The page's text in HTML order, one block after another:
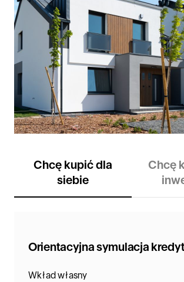
Chcę kupić dla
siebie
Chcę
Orientacyjna symulacja
Wkład własny